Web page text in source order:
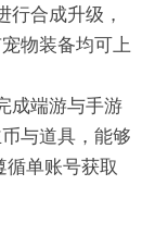
行合成升级，
物装备均可上
成端游与手游
与道具，能够
循单账号获取